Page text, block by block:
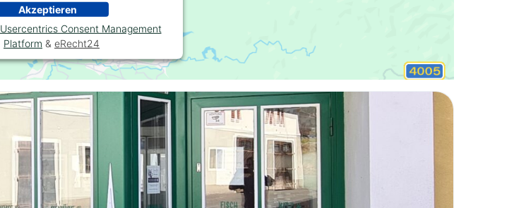
Akzeptieren
Usercentrics Consent Management
Platform & eRecht24